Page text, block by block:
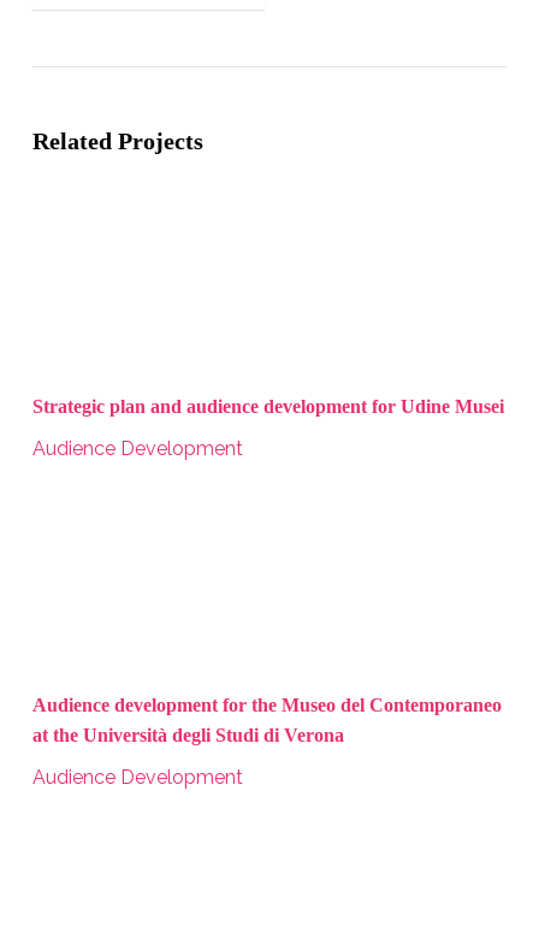
Related Projects
Strategic plan and audience development for Udine Musei
Audience Development
Audience development for the Museo del Contemporaneo
at the Università degli Studi di Verona
Audience Development